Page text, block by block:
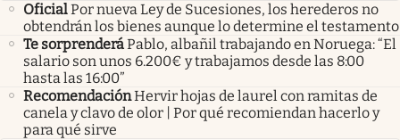
OficialPor nueva Ley de Sucesiones, los herederos no
obtendrán los bienes aunque lo determine el testamento
Te sorprenderáPablo, albañil trabajando en Noruega: “El
salario son unos 6.200€ y trabajamos desde las 8:00
hasta las 16:00”
RecomendaciónHervir hojas de laurel con ramitas de
canela y clavo de olor | Por qué recomiendan hacerlo y
para qué sirve